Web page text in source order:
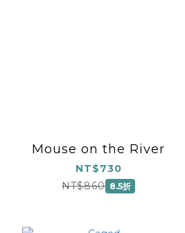
Mouse on the River
NT$730
NT$860 8.5折